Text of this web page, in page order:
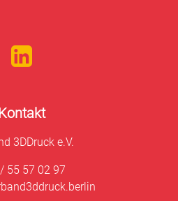
3DDruck e.V.
55 57 02 97